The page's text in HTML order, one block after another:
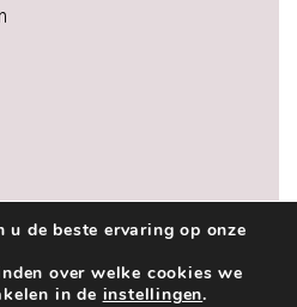
2026 |
de beste ervaring op onze
over welke cookies we
in de instellingen.